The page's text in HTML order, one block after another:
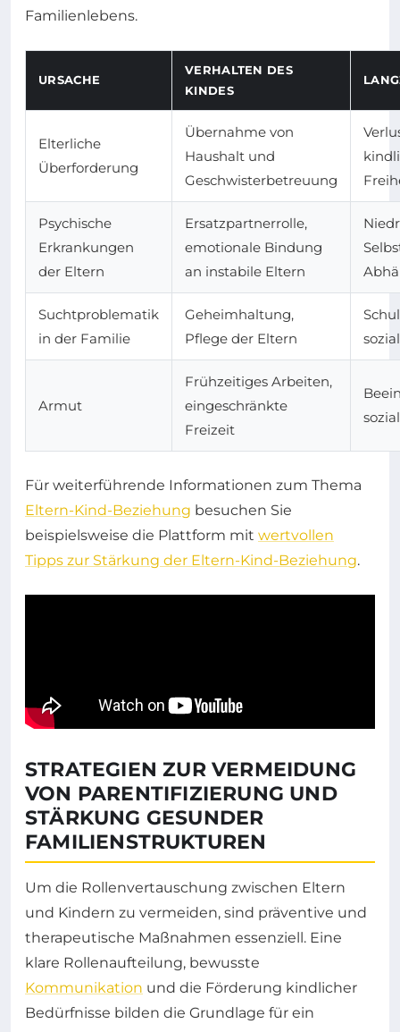
Familienlebens.
URSACHE
VERHALTEN DES
KINDES
Elterliche
Überforderung
Übernahme von
Haushalt und
Geschwisterbetreuung
Psychische
Erkrankungen
der Eltern
Ersatzpartnerrolle,
emotionale Bindung
an instabile Eltern
Suchtproblematik
in der Familie
Geheimhaltung,
Pflege der Eltern
Armut
Frühzeitiges Arbeiten,
eingeschränkte
Freizeit
Für weiterführende Informationen zum Thema
Eltern-Kind-Beziehung besuchen Sie
beispielsweise die Plattform mit wertvollen
Tipps zur Stärkung der Eltern-Kind-Beziehung.
STRATEGIEN ZUR VERMEIDUNG
VON PARENTIFIZIERUNG UND
STÄRKUNG GESUNDER
FAMILIENSTRUKTUREN
Um die Rollenvertauschung zwischen Eltern
und Kindern zu vermeiden, sind präventive und
therapeutische Maßnahmen essenziell. Eine
klare Rollenaufteilung, bewusste
Kommunikation und die Förderung kindlicher
Bedürfnisse bilden die Grundlage für ein